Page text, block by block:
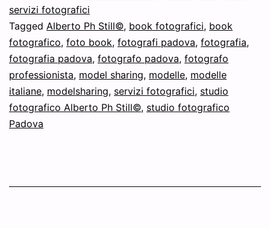
servizi fotografici
Tagged Alberto Ph Still©, book fotografici, book
fotografico, foto book, fotografi padova, fotografia,
fotografia padova, fotografo padova, fotografo
professionista, model sharing, modelle, modelle
italiane, modelsharing, servizi fotografici, studio
fotografico Alberto Ph Still©, studio fotografico
Padova